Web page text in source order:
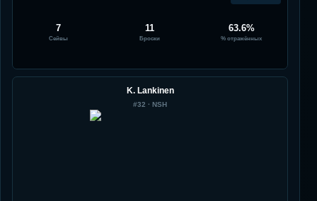
7
Сейвы
11
Броски
63.6%
% отражённых
K. Lankinen
#32 · NSH